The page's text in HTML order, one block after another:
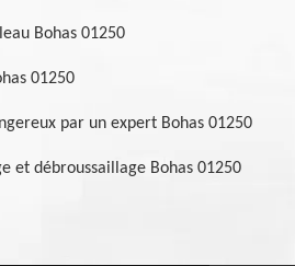
Bohas 01250
01250
par un expert Bohas 01250
et débroussaillage Bohas 01250